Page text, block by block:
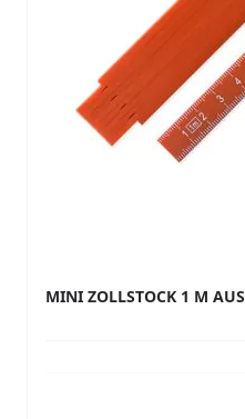
MINI ZOLLSTOCK 1 M